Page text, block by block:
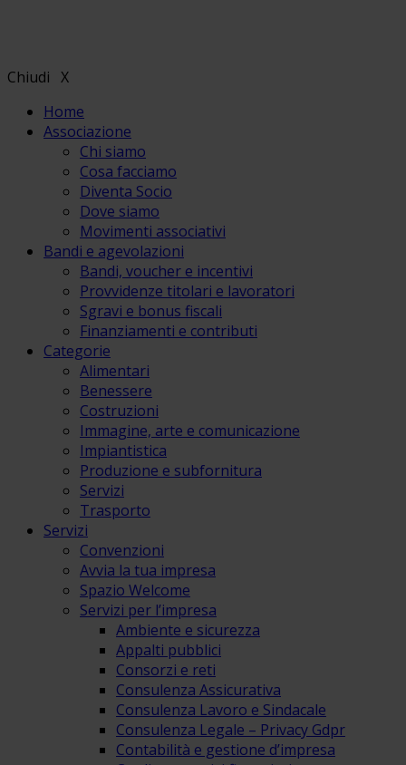
Chiudi X
Home
Associazione
Chi siamo
Cosa facciamo
Diventa Socio
Dove siamo
Movimenti associativi
Bandi e agevolazioni
Bandi, voucher e incentivi
Provvidenze titolari e lavoratori
Sgravi e bonus fiscali
Finanziamenti e contributi
Categorie
Alimentari
Benessere
Costruzioni
Immagine, arte e comunicazione
Impiantistica
Produzione e subfornitura
Servizi
Trasporto
Servizi
Convenzioni
Avvia la tua impresa
Spazio Welcome
Servizi per l’impresa
Ambiente e sicurezza
Appalti pubblici
Consorzi e reti
Consulenza Assicurativa
Consulenza Lavoro e Sindacale
Consulenza Legale – Privacy Gdpr
Contabilità e gestione d’impresa